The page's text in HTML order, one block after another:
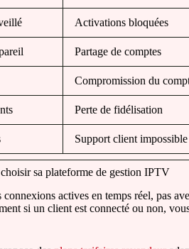
Activations bloquées
Partage de comptes
Compromission du
Perte de fidélisation
Support client impossible
sa plateforme de gestion IPTV
actives en temps réel, pas
si un client est connecté ou non,